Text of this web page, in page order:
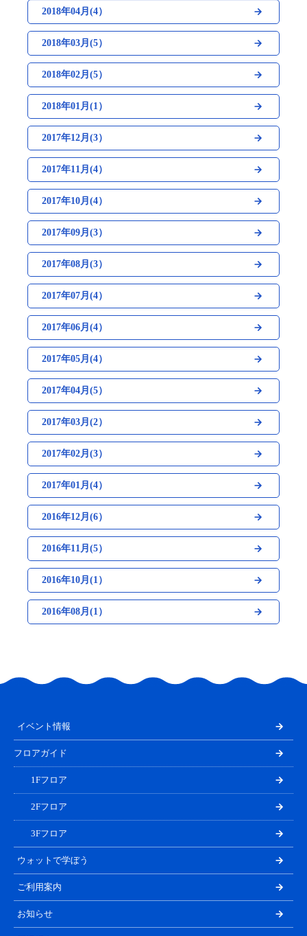
2018年04月(4）
2018年03月(5）
2018年02月(5）
2018年01月(1）
2017年12月(3）
2017年11月(4）
2017年10月(4）
2017年09月(3）
2017年08月(3）
2017年07月(4）
2017年06月(4）
2017年05月(4）
2017年04月(5）
2017年03月(2）
2017年02月(3）
2017年01月(4）
2016年12月(6）
2016年11月(5）
2016年10月(1）
2016年08月(1）
イベント情報
フロアガイド
1Fフロア
2Fフロア
3Fフロア
ウォットで学ぼう
ご利用案内
お知らせ